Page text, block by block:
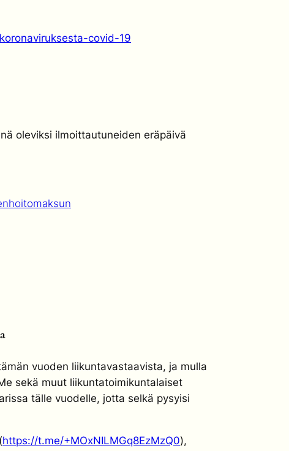
covid-19
oleviksi ilmoittautuneiden eräpäivä
vuoden liikuntavastaavista, ja mulla
sekä muut liikuntatoimikuntalaiset
tälle vuodelle, jotta selkä pysyisi
(https://t.me/+MOxNILMGq8EzMzQ0),